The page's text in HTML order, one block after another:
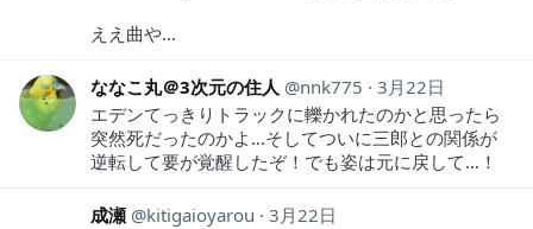
ええ曲や…
ななこ丸＠3次元の住人 nnk775
3月22日
エデンてっきりトラックに轢かれたのかと思ったら
突然死だったのかよ…そしてついに三郎との関係が
逆転して要が覚醒したぞ！でも姿は元に戻して…！
成瀬 kitigaioyarou
3月22日